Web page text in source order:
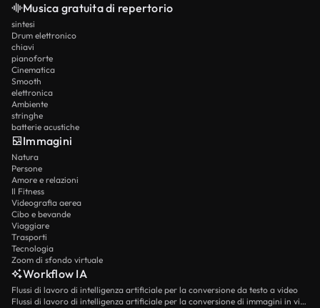
Musica gratuita di repertorio
sintesi
Drum elettronico
chiavi
pianoforte
Cinematica
Smooth
elettronica
Ambiente
stringhe
batterie acustiche
Immagini
Natura
Persone
Amore e relazioni
Il Fitness
Videografia aerea
Cibo e bevande
Viaggiare
Trasporti
Tecnologia
Zoom di sfondo virtuale
Workflow IA
Flussi di lavoro di intelligenza artificiale per la conversione da testo a video
Flussi di lavoro di intelligenza artificiale per la conversione di immagini in video